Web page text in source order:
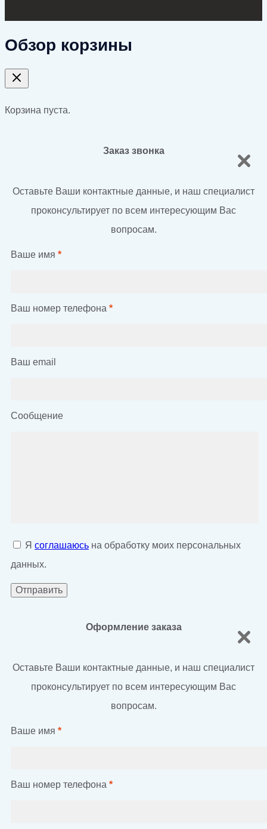
Обзор корзины
Корзина пуста.
Заказ звонка
Оставьте Ваши контактные данные, и наш специалист
проконсультирует по всем интересующим Вас
вопросам.
Ваше имя *
Ваш номер телефона *
Ваш email
Сообщение
Я соглашаюсь на обработку моих персональных
данных.
Оформление заказа
Оставьте Ваши контактные данные, и наш специалист
проконсультирует по всем интересующим Вас
вопросам.
Ваше имя *
Ваш номер телефона *